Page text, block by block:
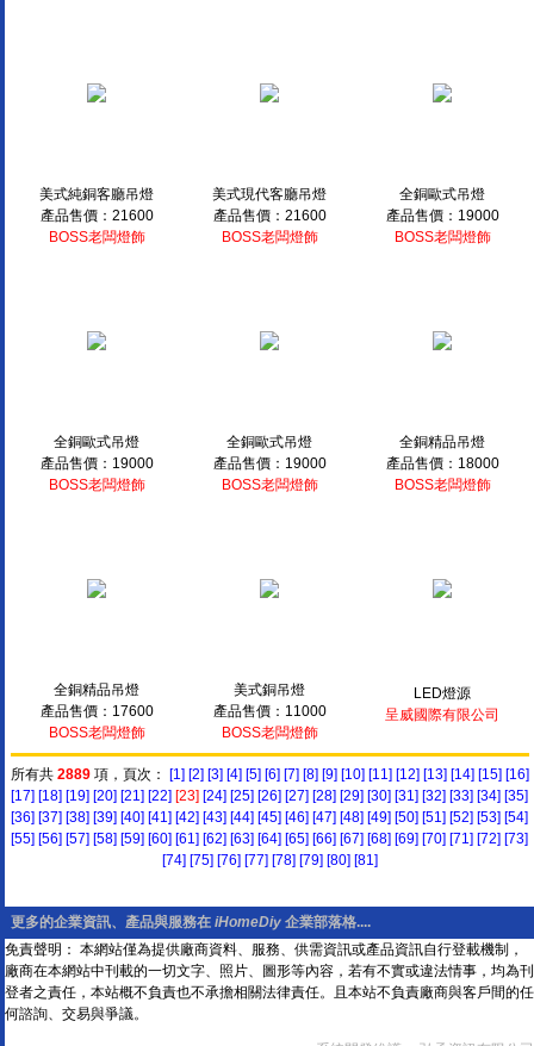
美式純銅客廳吊燈
產品售價：21600
BOSS老闆燈飾
美式現代客廳吊燈
產品售價：21600
BOSS老闆燈飾
全銅歐式吊燈
產品售價：19000
BOSS老闆燈飾
全銅歐式吊燈
產品售價：19000
BOSS老闆燈飾
全銅歐式吊燈
產品售價：19000
BOSS老闆燈飾
全銅精品吊燈
產品售價：18000
BOSS老闆燈飾
全銅精品吊燈
產品售價：17600
BOSS老闆燈飾
美式銅吊燈
產品售價：11000
BOSS老闆燈飾
LED燈源
呈威國際有限公司
所有共 2889項，頁次： [1] [2] [3] [4] [5] [6] [7] [8] [9] [10] [11] [12] [13] [14] [15] [16]
[17] [18] [19] [20] [21] [22] [23] [24] [25] [26] [27] [28] [29] [30] [31] [32] [33] [34] [35]
[36] [37] [38] [39] [40] [41] [42] [43] [44] [45] [46] [47] [48] [49] [50] [51] [52] [53] [54]
[55] [56] [57] [58] [59] [60] [61] [62] [63] [64] [65] [66] [67] [68] [69] [70] [71] [72] [73]
[74] [75] [76] [77] [78] [79] [80] [81]
更多的企業資訊、產品與服務在 iHomeDiy 企業部落格....
免責聲明： 本網站僅為提供廠商資料、服務、供需資訊或產品資訊自行登載機制，
廠商在本網站中刊載的一切文字、照片、圖形等內容，若有不實或違法情事，均為刊
登者之責任，本站概不負責也不承擔相關法律責任。且本站不負責廠商與客戶間的任
何諮詢、交易與爭議。